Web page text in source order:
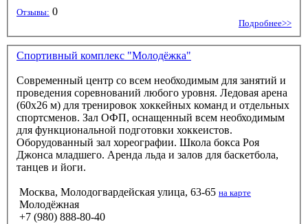
Отзывы: 0
Подробнее>>
Спортивный комплекс "Молодёжка"
Современный центр со всем необходимым для занятий и
проведения соревнований любого уровня. Ледовая арена
(60x26 м) для тренировок хоккейных команд и отдельных
спортсменов. Зал ОФП, оснащенный всем необходимым
для функциональной подготовки хоккеистов.
Оборудованный зал хореографии. Школа бокса Роя
Джонса младшего. Аренда льда и залов для баскетбола,
танцев и йоги.
Москва, Молодогвардейская улица, 63-65 на карте
Молодёжная
+7 (980) 888-80-40